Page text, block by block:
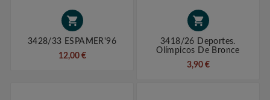

3428/33 ESPAMER'96
12,00 €

3418/26 Deportes.
Olímpicos De Bronce
3,90 €